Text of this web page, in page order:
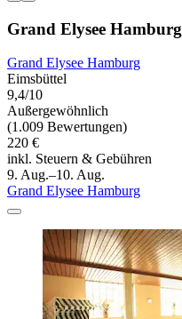
Grand Elysee Hamburg
Grand Elysee Hamburg
Eimsbüttel
9,4/10
Außergewöhnlich
(1.009 Bewertungen)
220 €
inkl. Steuern & Gebühren
9. Aug.–10. Aug.
Grand Elysee Hamburg